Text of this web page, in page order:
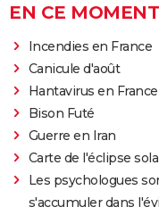
EN CE MOMENT
Incendies en France
Canicule d'août
Hantavirus en France
Bison Futé
Guerre en Iran
Carte de l'éclipse
Les psychologues
s'accumuler dans